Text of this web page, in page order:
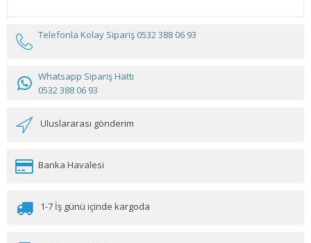
Telefonla Kolay Sipariş 0532 388 06 93
Whatsapp Sipariş Hattı
0532 388 06 93
Uluslararası gönderim
Banka Havalesi
1-7 İş günü içinde kargoda